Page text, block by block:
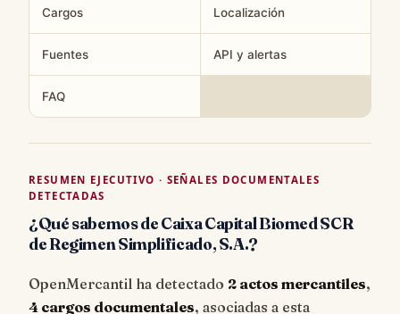
Cargos Localización
Fuentes API y alertas
FAQ
RESUMEN EJECUTIVO · SEÑALES DOCUMENTALES
DETECTADAS
¿Qué sabemos de Caixa Capital Biomed SCR
de Regimen Simplificado, S.A.?
OpenMercantil ha detectado 2 actos mercantiles,
4 cargos documentales, asociadas a esta